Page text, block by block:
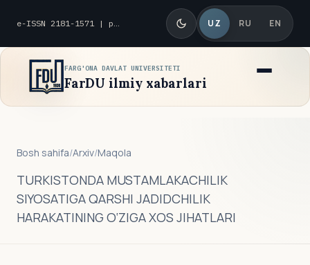
e-ISSN 2181-1571 | p-ISSN 2010-8419 UZ RU EN
FARG'ONA DAVLAT UNIVERSITETI
FarDU ilmiy xabarlari
Bosh sahifa/Arxiv/Maqola
TURKISTONDA MUSTAMLAKACHILIK
SIYOSATIGA QARSHI JADIDCHILIK
HARAKATINING O‘ZIGA ХOS JIHATLARI